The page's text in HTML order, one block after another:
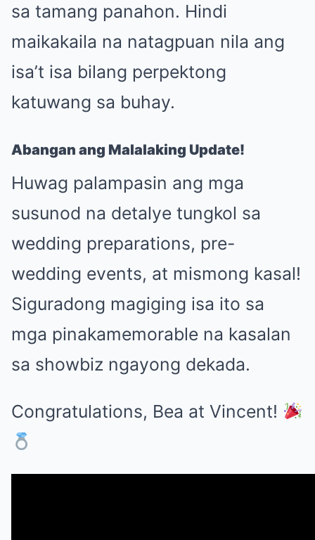
sa tamang panahon. Hindi
maikakaila na natagpuan nila ang
isa’t isa bilang perpektong
katuwang sa buhay.
Abangan ang Malalaking Update!
Huwag palampasin ang mga
susunod na detalye tungkol sa
wedding preparations, pre-
wedding events, at mismong kasal!
Siguradong magiging isa ito sa
mga pinakamemorable na kasalan
sa showbiz ngayong dekada.
Congratulations, Bea at Vincent!